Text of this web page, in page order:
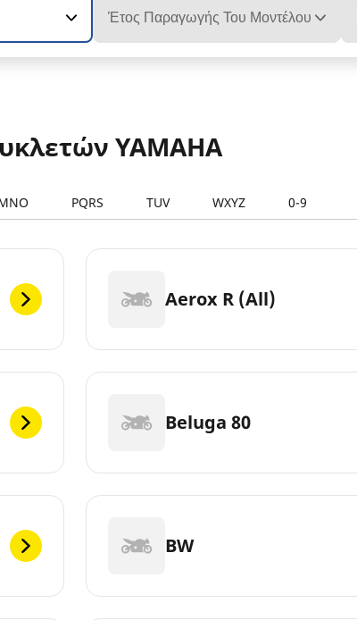
Έτος Παραγωγής Του Μοντέλου
YAMAHA
PQRS TUV WXYZ 0-9
Aerox R (All)
Beluga 80
BW